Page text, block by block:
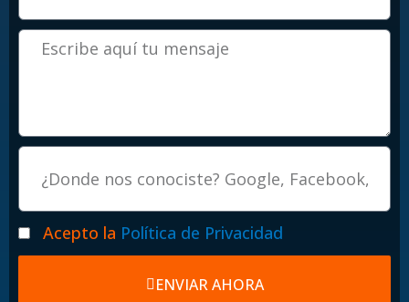
Mensaje
Procedencia
PoliticasAcepto la Política de Privacidad
ENVIAR AHORA